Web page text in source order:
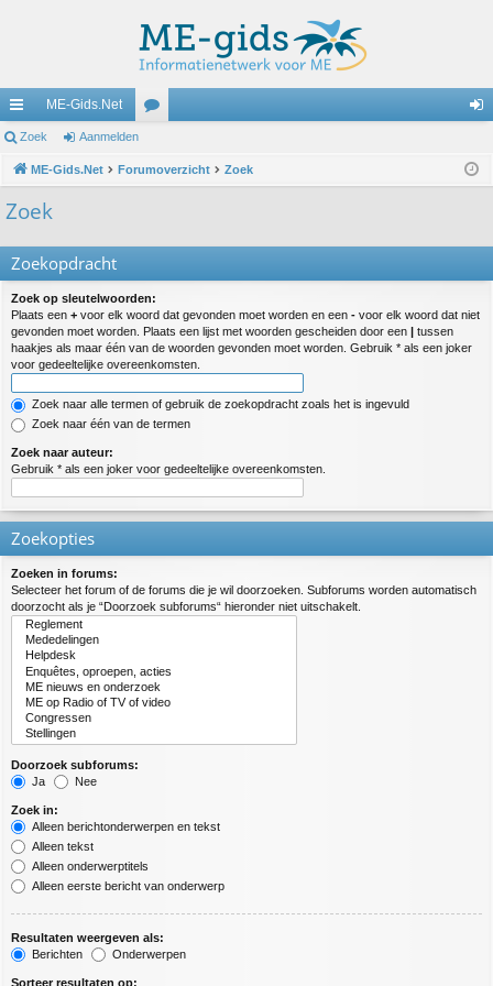
ne
lle
lin
ME-Gids.Net
u m
Zoek Aanmelden
ME-Gids.Net Forumoverzicht Zoek
Zoek
Zoekopdracht
Zoek op sleutelwoorden:
Plaats een + voor elk woord dat gevonden moet worden en een - voor elk woord dat niet
gevonden moet worden. Plaats een lijst met woorden gescheiden door een | tussen
haakjes als maar één van de woorden gevonden moet worden. Gebruik * als een joker
voor gedeeltelijke overeenkomsten.
Zoek naar alle termen of gebruik de zoekopdracht zoals het is ingevuld
Zoek naar één van de termen
Zoek naar auteur:
Gebruik * als een joker voor gedeeltelijke overeenkomsten.
Zoekopties
Zoeken in forums:
Selecteer het forum of de forums die je wil doorzoeken. Subforums worden automatisch
doorzocht als je “Doorzoek subforums“ hieronder niet uitschakelt.
Doorzoek subforums:
Ja
Nee
Zoek in:
Alleen berichtonderwerpen en tekst
Alleen tekst
Alleen onderwerptitels
Alleen eerste bericht van onderwerp
Resultaten weergeven als:
Berichten
Onderwerpen
Sorteer resultaten op: